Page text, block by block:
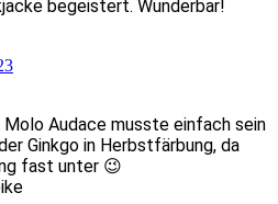
begeistert. Wunderbar!
Molo Audace musste einfach sein
Ginkgo in Herbstfärbung, da
fast unter 😉